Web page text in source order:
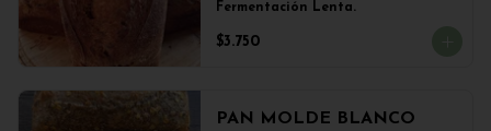
Fermentación Lenta.
$3.750
PAN MOLDE BLANCO